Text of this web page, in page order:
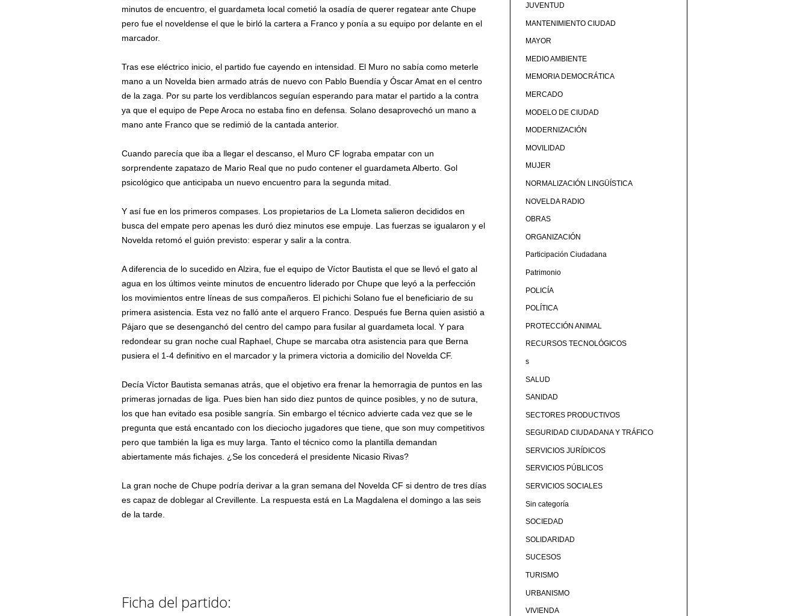
minutos de encuentro, el guardameta local cometió la osadía de querer regatear ante Chupe
pero fue el noveldense el que le birló la cartera a Franco y ponía a su equipo por delante en el
marcador.
Tras ese eléctrico inicio, el partido fue cayendo en intensidad. El Muro no sabía como meterle
mano a un Novelda bien armado atrás de nuevo con Pablo Buendía y Óscar Amat en el centro
de la zaga. Por su parte los verdiblancos seguían esperando para matar el partido a la contra
ya que el equipo de Pepe Aroca no estaba fino en defensa. Solano desaprovechó un mano a
mano ante Franco que se redimió de la cantada anterior.
Cuando parecía que iba a llegar el descanso, el Muro CF lograba empatar con un
sorprendente zapatazo de Mario Real que no pudo contener el guardameta Alberto. Gol
psicológico que anticipaba un nuevo encuentro para la segunda mitad.
Y así fue en los primeros compases. Los propietarios de La Llometa salieron decididos en
busca del empate pero apenas les duró diez minutos ese empuje. Las fuerzas se igualaron y el
Novelda retomó el guión previsto: esperar y salir a la contra.
A diferencia de lo sucedido en Alzira, fue el equipo de Víctor Bautista el que se llevó el gato al
agua en los últimos veinte minutos de encuentro liderado por Chupe que leyó a la perfección
los movimientos entre líneas de sus compañeros. El pichichi Solano fue el beneficiario de su
primera asistencia. Esta vez no falló ante el arquero Franco. Después fue Berna quien asistió a
Pájaro que se desenganchó del centro del campo para fusilar al guardameta local. Y para
redondear su gran noche cual Raphael, Chupe se marcaba otra asistencia para que Berna
pusiera el 1-4 definitivo en el marcador y la primera victoria a domicilio del Novelda CF.
Decía Víctor Bautista semanas atrás, que el objetivo era frenar la hemorragia de puntos en las
primeras jornadas de liga. Pues bien han sido diez puntos de quince posibles, y no de sutura,
los que han evitado esa posible sangría. Sin embargo el técnico advierte cada vez que se le
pregunta que está encantado con los dieciocho jugadores que tiene, que son muy competitivos
pero que también la liga es muy larga. Tanto el técnico como la plantilla demandan
abiertamente más fichajes. ¿Se los concederá el presidente Nicasio Rivas?
La gran noche de Chupe podría derivar a la gran semana del Novelda CF si dentro de tres días
es capaz de doblegar al Crevillente. La respuesta está en La Magdalena el domingo a las seis
de la tarde.
Ficha del partido:
JUVENTUD
MANTENIMIENTO CIUDAD
MAYOR
MEDIO AMBIENTE
MEMORIA DEMOCRÁTICA
MERCADO
MODELO DE CIUDAD
MODERNIZACIÓN
MOVILIDAD
MUJER
NORMALIZACIÓN LINGÜÍSTICA
NOVELDA RADIO
OBRAS
ORGANIZACIÓN
Participación Ciudadana
Patrimonio
POLICÍA
POLÍTICA
PROTECCIÓN ANIMAL
RECURSOS TECNOLÓGICOS
s
SALUD
SANIDAD
SECTORES PRODUCTIVOS
SEGURIDAD CIUDADANA Y TRÁFICO
SERVICIOS JURÍDICOS
SERVICIOS PÚBLICOS
SERVICIOS SOCIALES
Sin categoría
SOCIEDAD
SOLIDARIDAD
SUCESOS
TURISMO
URBANISMO
VIVIENDA